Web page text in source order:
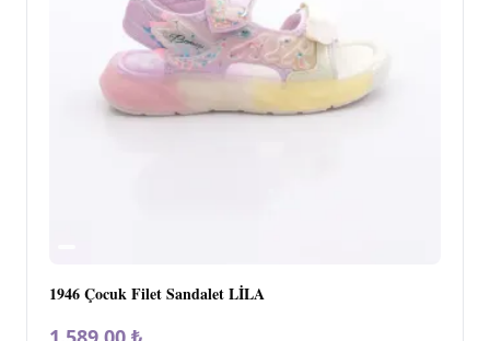
1946 Çocuk Filet Sandalet LİLA